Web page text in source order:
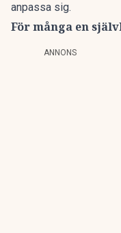
anpassa sig.
För många en
ANNONS